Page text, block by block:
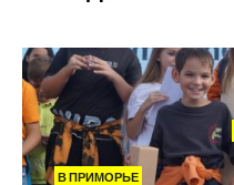
В ПРИМОРЬЕ